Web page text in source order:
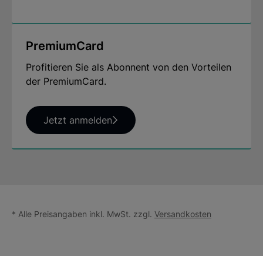
PremiumCard
Profitieren Sie als Abonnent von den Vorteilen
der PremiumCard.
Jetzt anmelden
* Alle Preisangaben inkl. MwSt. zzgl. Versandkosten